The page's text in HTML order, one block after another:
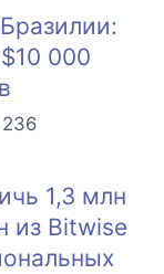
000
236
1,3 млн
из Bitwise